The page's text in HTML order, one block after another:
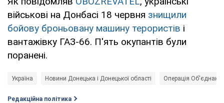
військові на Донбасі 18 червня знищили
бойову броньовану машину терористів і
вантажівку ГАЗ-66. П'ять окупантів були
поранені.
Україна Новини Донецька і Донецької області Операція
Редакційна політика